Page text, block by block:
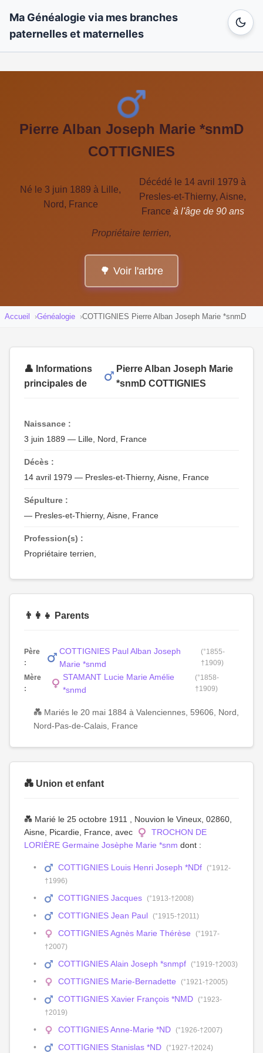
Ma Généalogie via mes branches
paternelles et maternelles
Pierre Alban Joseph Marie *snmD
COTTIGNIES
Né le 3 juin 1889 à Lille,
Nord, France
Décédé le 14 avril 1979 à
Presles-et-Thierny, Aisne,
France à l'âge de 90 ans
Propriétaire terrien,
🌳 Voir l'arbre
Accueil Généalogie COTTIGNIES Pierre Alban Joseph Marie *snmD
👤 Informations
principales de
Pierre Alban Joseph Marie
*snmD COTTIGNIES
Naissance :
3 juin 1889 — Lille, Nord, France
Décès :
14 avril 1979 — Presles-et-Thierny, Aisne, France
Sépulture :
— Presles-et-Thierny, Aisne, France
Profession(s) :
Propriétaire terrien,
👨‍👩‍👧 Parents
Père
:
COTTIGNIES Paul Alban Joseph
Marie *snmd
(°1855-
†1909)
Mère
:
STAMANT Lucie Marie Amélie
*snmd
(°1858-
†1909)
💑 Mariés le 20 mai 1884 à Valenciennes, 59606, Nord,
Nord-Pas-de-Calais, France
💑 Union et enfant
💑 Marié le 25 octobre 1911 , Nouvion le Vineux, 02860,
Aisne, Picardie, France, avec
TROCHON DE
LORIÈRE Germaine Josèphe Marie *snm dont :
COTTIGNIES Louis Henri Joseph *NDf (°1912-
†1996)
COTTIGNIES Jacques (°1913-†2008)
COTTIGNIES Jean Paul (°1915-†2011)
COTTIGNIES Agnès Marie Thérèse
(°1917-
†2007)
COTTIGNIES Alain Joseph *snmpf (°1919-†2003)
COTTIGNIES Marie-Bernadette (°1921-†2005)
COTTIGNIES Xavier François *NMD (°1923-
†2019)
COTTIGNIES Anne-Marie *ND (°1926-†2007)
COTTIGNIES Stanislas *ND (°1927-†2024)